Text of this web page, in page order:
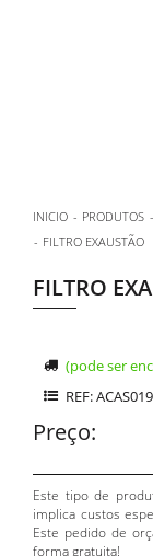
INICIO PRODUTOS
FILTRO EXAUSTÃO
FILTRO
(pode ser
REF: ACAS019
Preço:
Este tipo de
implica custos
Este pedido de
forma gratuita!